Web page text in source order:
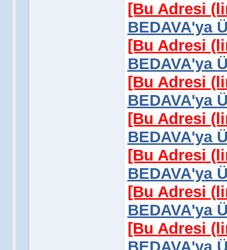
[Bu Adresi
BEDAVA'ya
[Bu Adresi
BEDAVA'ya
[Bu Adresi
BEDAVA'ya
[Bu Adresi
BEDAVA'ya
[Bu Adresi
BEDAVA'ya
[Bu Adresi
BEDAVA'ya
[Bu Adresi